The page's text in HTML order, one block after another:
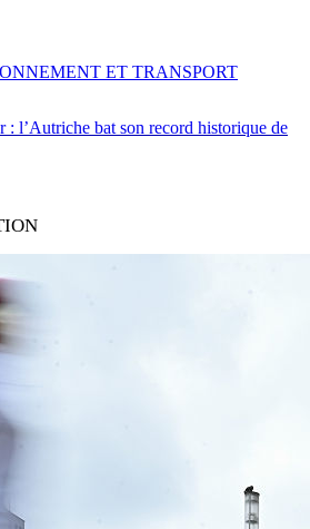
: l’Autriche bat son record historique de
ET TRANSPORT